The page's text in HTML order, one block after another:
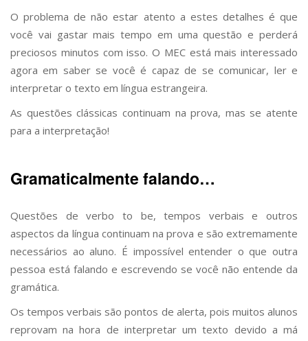
O problema de não estar atento a estes detalhes é que
você vai gastar mais tempo em uma questão e perderá
preciosos minutos com isso. O MEC está mais interessado
agora em saber se você é capaz de se comunicar, ler e
interpretar o texto em língua estrangeira.
As questões clássicas continuam na prova, mas se atente
para a interpretação!
Gramaticalmente falando…
Questões de verbo to be, tempos verbais e outros
aspectos da língua continuam na prova e são extremamente
necessários ao aluno. É impossível entender o que outra
pessoa está falando e escrevendo se você não entende da
gramática.
Os tempos verbais são pontos de alerta, pois muitos alunos
reprovam na hora de interpretar um texto devido a má